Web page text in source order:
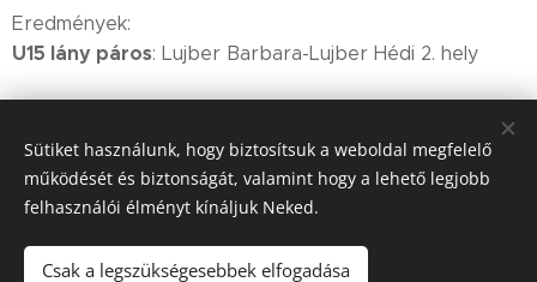
Eredmények:
U15 lány páros: Lujber Barbara-Lujber Hédi 2. hely
Edzők: Rok Jercinovic, Zsolt Eszter
Sütiket használunk, hogy biztosítsuk a weboldal megfelelő
működését és biztonságát, valamint hogy a lehető legjobb
felhasználói élményt kínáljuk Neked.
Csak a legszükségesebbek elfogadása